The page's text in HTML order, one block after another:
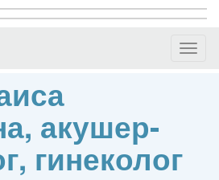
акушер-
гинеколог